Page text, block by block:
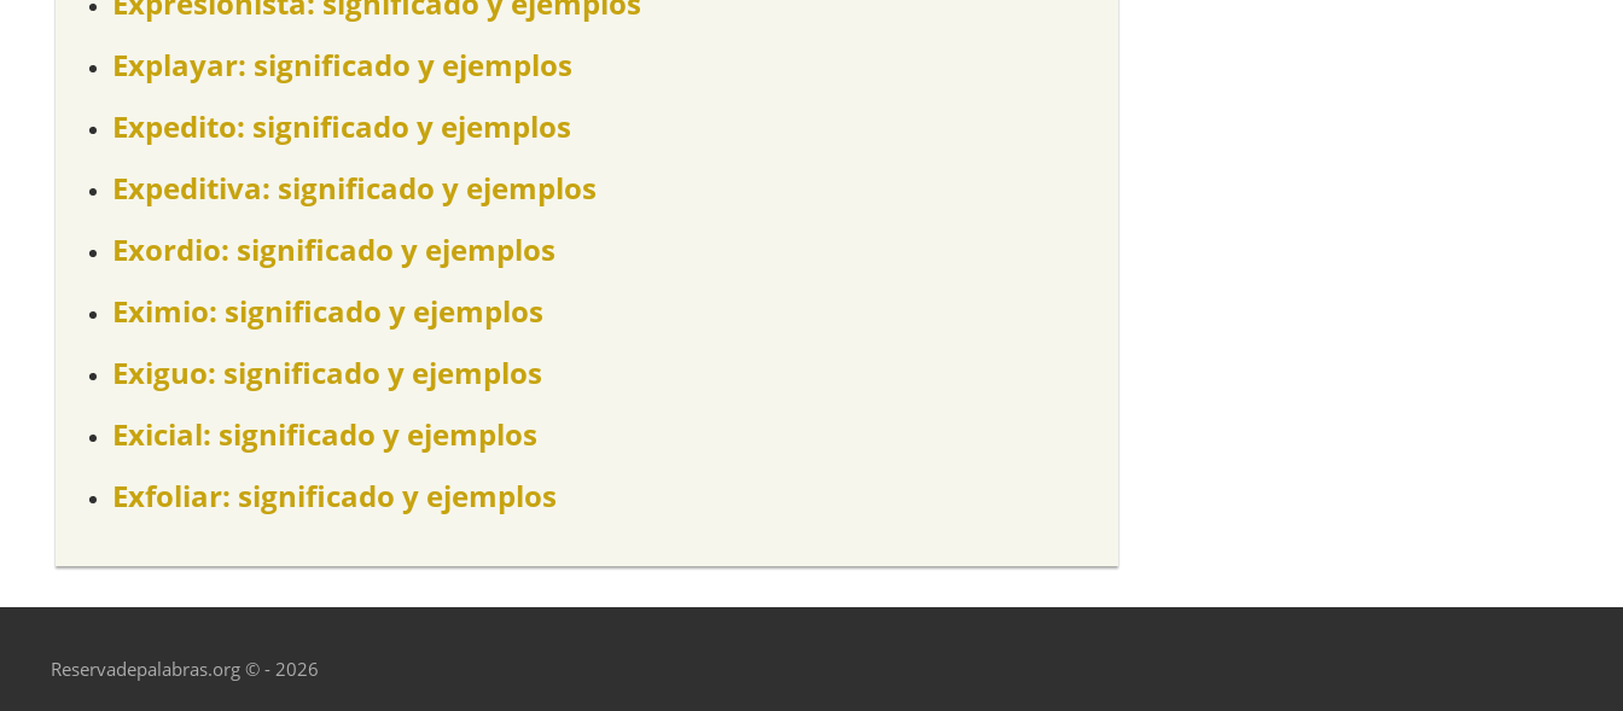
Explayar: significado y ejemplos
Expedito: significado y ejemplos
Expeditiva: significado y ejemplos
Exordio: significado y ejemplos
Eximio: significado y ejemplos
Exiguo: significado y ejemplos
Exicial: significado y ejemplos
Exfoliar: significado y ejemplos
Reservadepalabras.org © - 2026